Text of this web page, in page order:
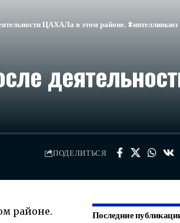
ЦАХАЛа в этом районе. #интеллиньюз
ПОДЕЛИТЬСЯ
районе.
Последние